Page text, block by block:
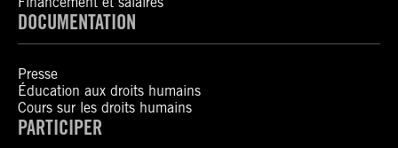
DOCUMENTATION
Presse
Éducation aux droits humains
Cours sur les droits humains
PARTICIPER